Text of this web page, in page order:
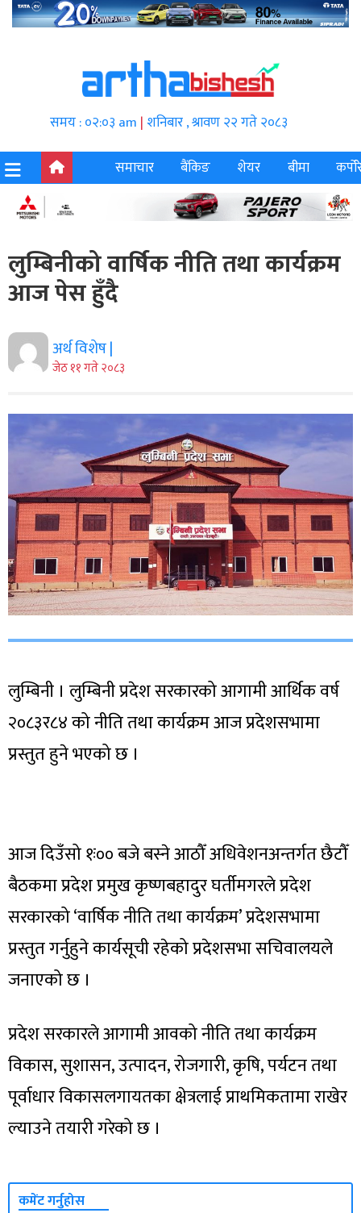
समय : ०२:०३ am | शनिबार , श्रावण २२ गते २०८३
समाचार
बैंकिङ शेयर बीमा
लुम्बिनीको वार्षिक नीति तथा कार्यक्रम
आज पेस हुँदै
अर्थ विशेष |
जेठ ११ गते २०८३
लुम्बिनी । लुम्बिनी प्रदेश सरकारको आगामी आर्थिक वर्ष
२०८३र८४ को नीति तथा कार्यक्रम आज प्रदेशसभामा
प्रस्तुत हुने भएको छ ।
आज दिउँसो १ः०० बजे बस्ने आठौँ अधिवेशनअन्तर्गत छैटौँ
बैठकमा प्रदेश प्रमुख कृष्णबहादुर घर्तीमगरले प्रदेश
सरकारको ‘वार्षिक नीति तथा कार्यक्रम’ प्रदेशसभामा
प्रस्तुत गर्नुहुने कार्यसूची रहेको प्रदेशसभा सचिवालयले
जनाएको छ ।
प्रदेश सरकारले आगामी आवको नीति तथा कार्यक्रम
विकास, सुशासन, उत्पादन, रोजगारी, कृषि, पर्यटन तथा
पूर्वाधार विकासलगायतका क्षेत्रलाई प्राथमिकतामा राखेर
ल्याउने तयारी गरेको छ ।
कमेंट गर्नुहोस